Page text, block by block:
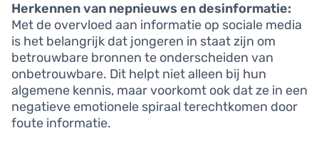
Herkennen van nepnieuws en desinformatie:
Met de overvloed aan informatie op sociale media
is het belangrijk dat jongeren in staat zijn om
betrouwbare bronnen te onderscheiden van
onbetrouwbare. Dit helpt niet alleen bij hun
algemene kennis, maar voorkomt ook dat ze in een
negatieve emotionele spiraal terechtkomen door
foute informatie.